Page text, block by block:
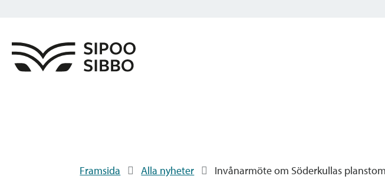
Framsida Alla nyheter Invånarmöte om Söderkullas